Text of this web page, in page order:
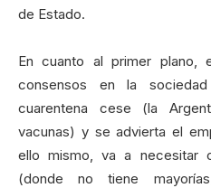
de Estado.
En cuanto al primer plano,
consensos en la
cuarentena cese (la
vacunas) y se advierta el
ello mismo, va a necesitar
(donde no tiene